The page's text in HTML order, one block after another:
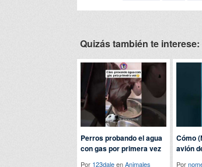
Quizás también te interese:
Perros probando el agua
con gas por primera vez
Por 123daleenAnimales
Cómo
avión
Por